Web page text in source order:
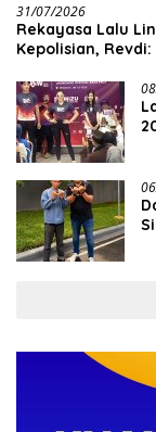
31/07/2026
Rekayasa Lalu
Kepolisian,